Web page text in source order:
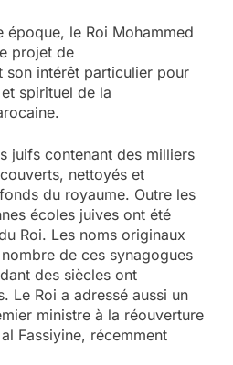
époque, le Roi Mohammed
projet de
son intérêt particulier pour
spirituel de la
juifs contenant des milliers
nettoyés et
du royaume. Outre les
écoles juives ont été
Roi. Les noms originaux
de ces synagogues
des siècles ont
Le Roi a adressé aussi un
ministre à la réouverture
Fassiyine, récemment